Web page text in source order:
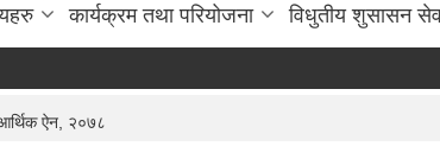
कार्यक्रम तथा परियोजना विधुतीय शुसासन
ऐन, २०७८